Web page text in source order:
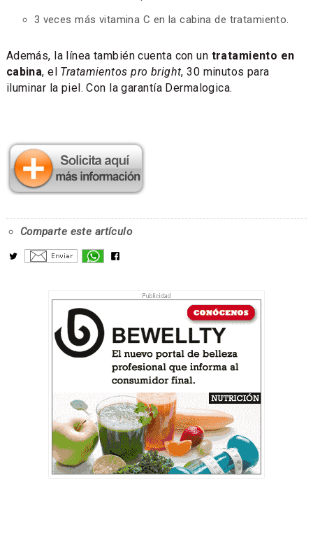
3 veces más vitamina C en la cabina de tratamiento.
Además, la línea también cuenta con un tratamiento en
cabina, el Tratamientos pro bright, 30 minutos para
iluminar la piel. Con la garantía Dermalogica.
Comparte este artículo